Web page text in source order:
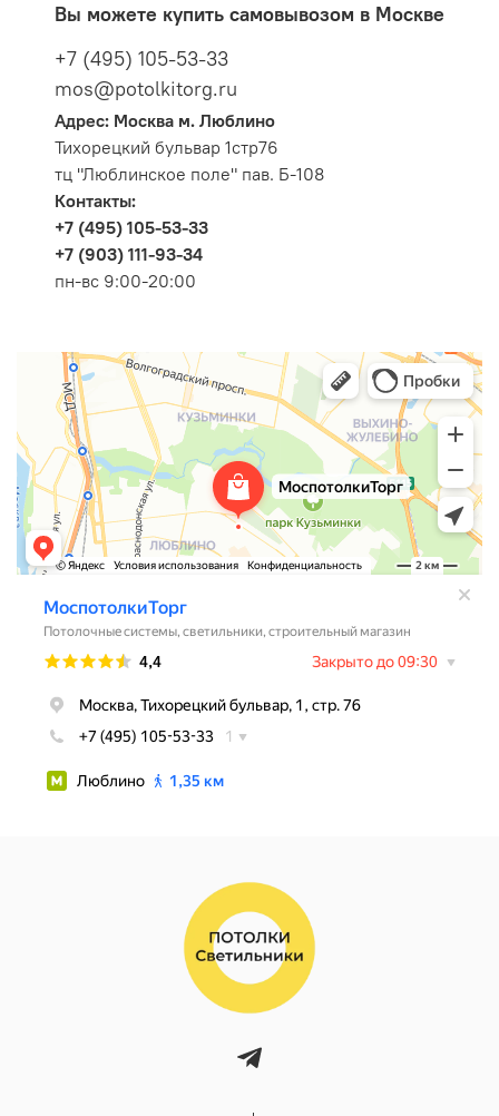
Вы можете купить самовывозом в Москве
+7 (495) 105-53-33
mos@potolkitorg.ru
Адрес: Москва м. Люблино
Тихорецкий бульвар 1стр76
тц "Люблинское поле" пав. Б-108
Контакты:
+7 (495) 105-53-33
+7 (903) 111-93-34
пн-вс 9:00-20:00